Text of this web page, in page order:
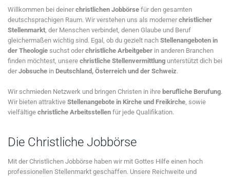
Willkommen bei deinerchristlichen Jobbörse für den gesamten
deutschsprachigen Raum. Wir verstehen uns als modernerchristlicher
Stellenmarkt , der Menschen verbindet, denen Glaube und Beruf
gleichermaßen wichtig sind. Egal, ob du gezielt nach Stellenangeboten in
der Theologie suchst oderchristliche Arbeitgeber in anderen Branchen
finden möchtest, unsere christliche Stellenvermittlung unterstützt dich bei
derJobsuche in Deutschland, Österreich und der Schweiz.
Wir schmieden Netzwerk und bringen Christen in ihre berufliche Berufung.
Wir bieten attraktive Stellenangebote in Kirche und Freikirche , sowie
vielfältige christliche Arbeitsstellen für jede Qualifikation.
Die Christliche Jobbörse
Mit der Christlichen Jobbörse haben wir mit Gottes Hilfe einen hoch
professionellen Stellenmarkt geschaffen. Unsere Reichweite und